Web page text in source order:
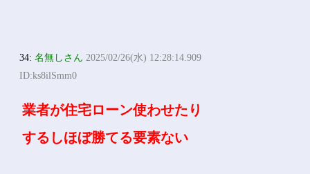
34:名無しさん 2025/02/26(水) 12:28:14.909
ID:ks8ilSmm0
業者が住宅ローン使わせたり
するしほぼ勝てる要素ない